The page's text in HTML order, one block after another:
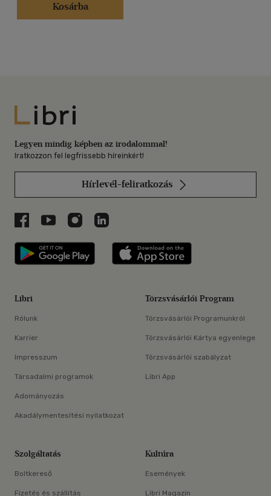
Kosárba
Libri
Legyen mindig képben az irodalommal!
Iratkozzon fel legfrissebb híreinkért!
Hírlevél-feliratkozás
Libri a Facebookon
Libri a Youtube-on
Libri az Instagramon
Libri a LinkedInen
Libri applikáció Szerezd meg: Google
Libri
Rólunk
Karrier
Impresszum
Társadalmi programok
Adományozás
Akadálymentesítési nyilatkozat
Törzsvásárlói Program
Törzsvásárlói Programunkról
Törzsvásárlói Kártya egyenlege
Törzsvásárlói szabályzat
Libri App
Szolgáltatás
Boltkereső
Fizetés és szállítás
Kultúra
Események
Libri Magazin